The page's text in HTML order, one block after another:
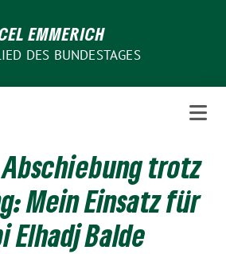
EMMERICH
DES BUNDESTAGES
trotz
Mein Einsatz für
Elhadj Balde